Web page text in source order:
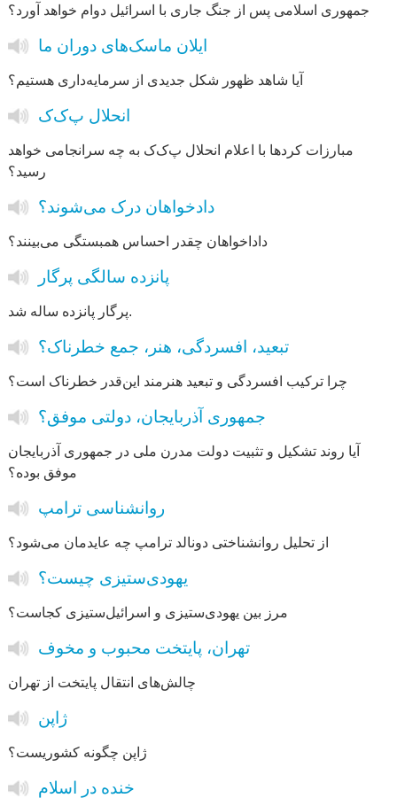
جمهوری اسلامی پس از جنگ جاری با اسرائیل دوام‌ خواهد آورد؟
ایلان ماسک‌های دوران ما
آیا شاهد ظهور شکل جدیدی از سرمایه‌داری هستیم؟
انحلال پ‌ک‌ک
مبارزات کردها با اعلام انحلال پ‌ک‌ک به چه سرانجامی خواهد
رسید؟
دادخواهان درک می‌شوند؟
داداخواهان چقدر احساس همبستگی می‌بینند؟
پانزده سالگی پرگار
پرگار پانزده ساله شد.
تبعید، افسردگی، هنر، جمع خطرناک؟
چرا ترکیب افسردگی و تبعید هنرمند این‌قدر خطرناک است؟
جمهوری آذربایجان، دولتی موفق؟
آیا روند تشکیل و تثبیت دولت مدرن ملی در جمهوری آذربایجان
موفق بوده؟
روانشناسی ترامپ
از تحلیل روانشناختی دونالد ترامپ چه عایدمان می‌شود؟
یهودی‌ستیزی چیست؟
مرز بین یهودی‌ستیزی و اسرائیل‌ستیزی کجاست؟
تهران، پایتخت محبوب و مخوف
چالش‌های انتقال پایتخت از تهران
ژاپن
ژاپن چگونه کشوریست؟
خنده در اسلام